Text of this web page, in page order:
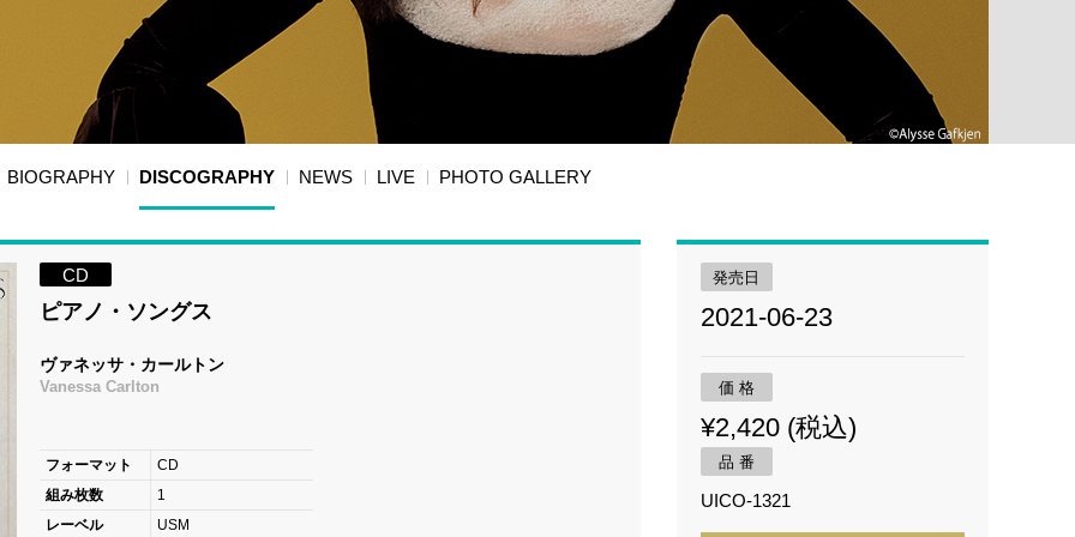
BIOGRAPHY DISCOGRAPHY NEWS LIVE PHOTO GALLERY
CD
ピアノ・ソングス
ヴァネッサ・カールトン
Vanessa Carlton
フォーマット
CD
組み枚数
1
レーベル
USM
発売日
2021-06-23
価 格
¥2,420 (税込)
品 番
UICO-1321